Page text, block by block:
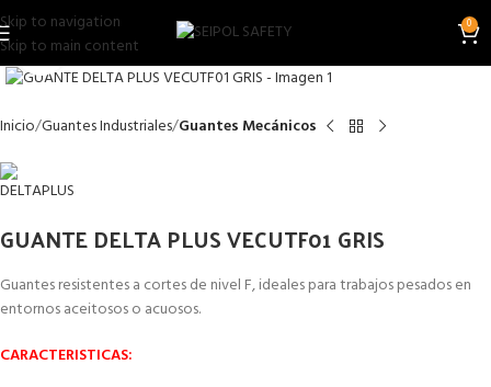
Skip to navigation
Skip to main content
0
Clic para ampliar
Inicio Guantes Industriales Guantes Mecánicos
GUANTE DELTA PLUS VECUTF01 GRIS
Guantes resistentes a cortes de nivel F, ideales para trabajos pesados en
entornos aceitosos o acuosos.
CARACTERISTICAS: